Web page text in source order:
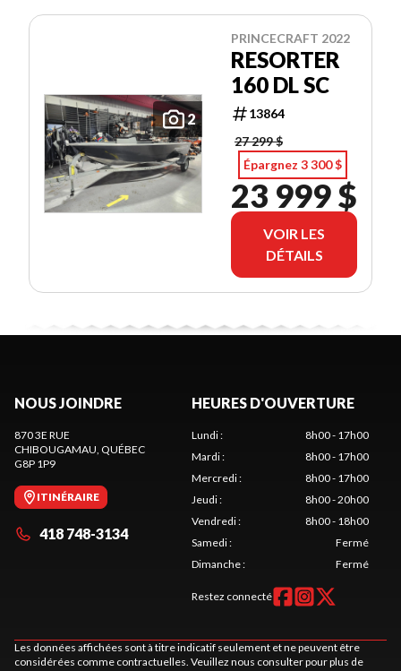
2
PRINCECRAFT 2022
RESORTER
160 DL SC
13864
27 299 $
Épargnez 3 300 $
23 999 $
VOIR LES
DÉTAILS
NOUS JOINDRE
870 3E RUE
CHIBOUGAMAU , QUÉBEC
G8P 1P9
ITINÉRAIRE
418 748-3134
HEURES D'OUVERTURE
Lundi:
8h00 - 17h00
Mardi:
8h00 - 17h00
Mercredi:
8h00 - 17h00
Jeudi:
8h00 - 20h00
Vendredi:
8h00 - 18h00
Samedi:
Fermé
Dimanche: Fermé
Restez connecté
Les données affichées sont à titre indicatif seulement et ne peuvent être
considérées comme contractuelles. Veuillez nous consulter pour plus de